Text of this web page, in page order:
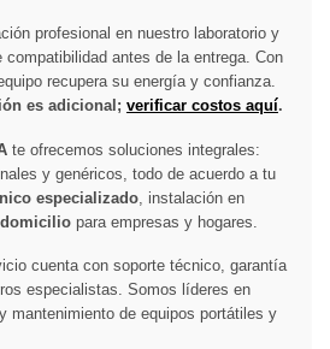
profesional en nuestro laboratorio y
antes de la entrega. Con
recupera su energía y confianza.
es adicional; verificar costos aquí.
te ofrecemos soluciones integrales:
y genéricos, todo de acuerdo a tu
especializado , instalación en
para empresas y hogares.
cuenta con soporte técnico, garantía
especialistas. Somos líderes en
mantenimiento de equipos portátiles y